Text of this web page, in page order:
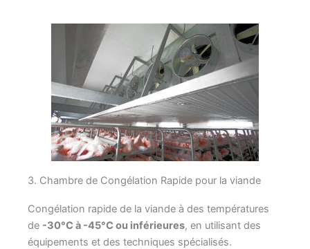
3. Chambre de Congélation Rapide pour la viande
Congélation rapide de la viande à des températures
de -30°C à -45°C ou inférieures, en utilisant des
équipements et des techniques spécialisés.